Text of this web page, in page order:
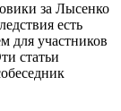
за Лысенко
есть
для участников
статьи